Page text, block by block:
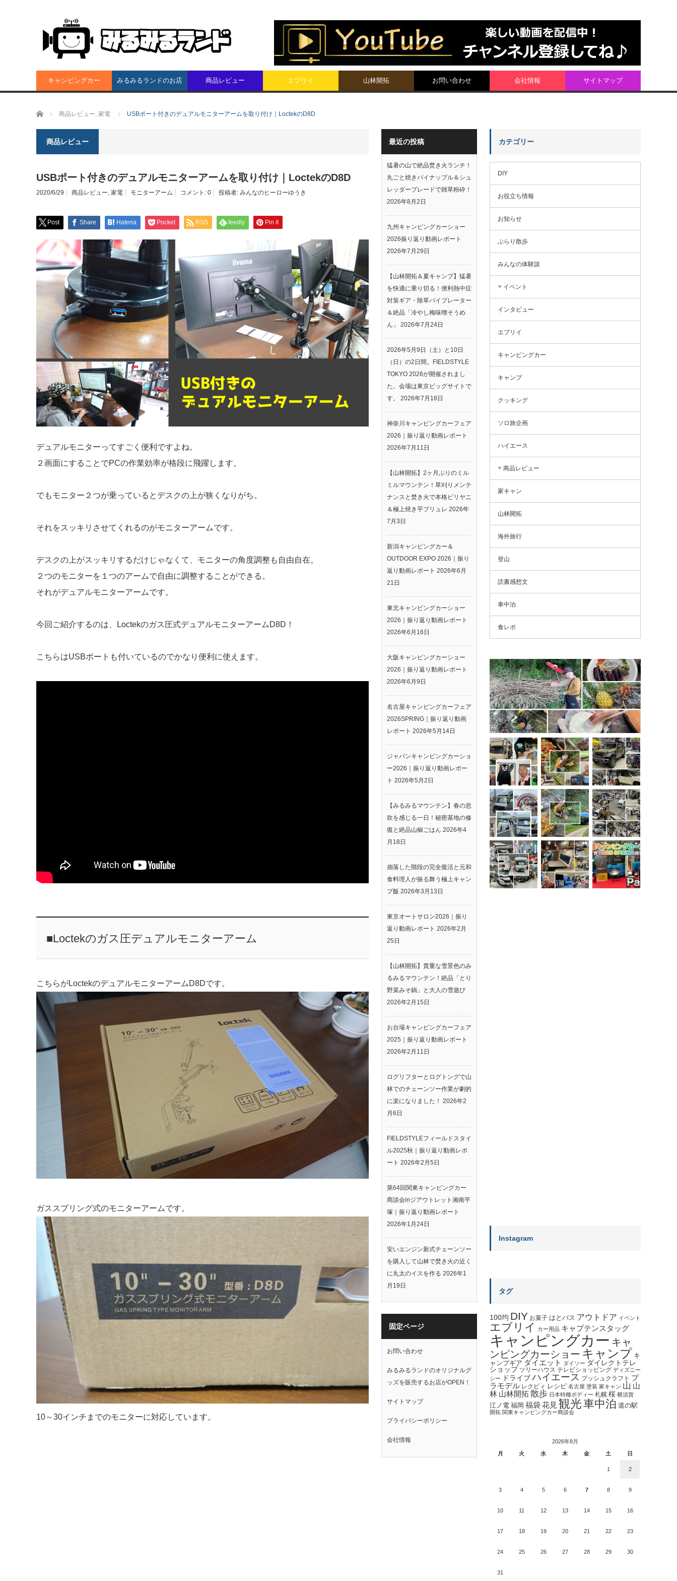
キャンピングカー みるみるランドのお店 商品レビュー エブリイ 山林開拓 お問い合わせ 会社情報 サイトマップ
ホーム 商品レビュー, 家電 USBポート付きのデュアルモニターアームを取り付け｜LoctekのD8D
商品レビュー
USBポート付きのデュアルモニターアームを取り付け｜LoctekのD8D
2020/6/29 商品レビュー, 家電 モニターアーム コメント: 0 投稿者: みんなのヒーローゆうき
Post Share Hatena Pocket RSS feedly Pin it
デュアルモニターってすごく便利ですよね。
２画面にすることでPCの作業効率が格段に飛躍します。
でもモニター２つが乗っているとデスクの上が狭くなりがち。
それをスッキリさせてくれるのがモニターアームです。
デスクの上がスッキリするだけじゃなくて、モニターの角度調整も自由自在。
２つのモニターを１つのアームで自由に調整することができる。
それがデュアルモニターアームです。
今回ご紹介するのは、Loctekのガス圧式デュアルモニターアームD8D！
こちらはUSBポートも付いているのでかなり便利に使えます。
■Loctekのガス圧デュアルモニターアーム
こちらがLoctekのデュアルモニターアームD8Dです。
ガススプリング式のモニターアームです。
10～30インチまでのモニターに対応しています。
最近の投稿
猛暑の山で絶品焚き火ランチ！
丸ごと焼きパイナップル＆シュ
レッダーブレードで雑草粉砕！
2026年8月2日
九州キャンピングカーショー
2026振り返り動画レポート
2026年7月29日
【山林開拓＆夏キャンプ】猛暑
を快適に乗り切る！便利熱中症
対策ギア・除草バイブレーター
＆絶品「冷やし梅味噌そうめ
ん」
2026年7月24日
2026年5月9日（土）と10日
（日）の2日間。FIELDSTYLE
TOKYO 2026が開催されまし
た。会場は東京ビッグサイトで
す。
2026年7月18日
神奈川キャンピングカーフェア
2026｜振り返り動画レポート
2026年7月11日
【山林開拓】2ヶ月ぶりのミル
ミルマウンテン！草刈りメンテ
ナンスと焚き火で本格ビリヤニ
＆極上焼き芋ブリュレ 2026年
7月3日
新潟キャンピングカー＆
OUTDOOR EXPO 2026｜振り
返り動画レポート 2026年6月
21日
東北キャンピングカーショー
2026｜振り返り動画レポート
2026年6月16日
大阪キャンピングカーショー
2026｜振り返り動画レポート
2026年6月9日
名古屋キャンピングカーフェア
2026SPRING｜振り返り動画
レポート 2026年5月14日
ジャパンキャンピングカーショ
ー2026｜振り返り動画レポー
ト 2026年5月2日
【みるみるマウンテン】春の息
吹を感じる一日！秘密基地の修
復と絶品山椒ごはん 2026年4
月18日
崩落した階段の完全復活と元和
食料理人が振る舞う極上キャン
プ飯 2026年3月13日
東京オートサロン2026｜振り
返り動画レポート 2026年2月
25日
【山林開拓】貴重な雪景色のみ
るみるマウンテン！絶品「とり
野菜みそ鍋」と大人の雪遊び
2026年2月15日
お台場キャンピングカーフェア
2025｜振り返り動画レポート
2026年2月11日
ログリフターとログトングで山
林でのチェーンソー作業が劇的
に楽になりました！ 2026年2
月6日
FIELDSTYLEフィールドスタイ
ル2025秋｜振り返り動画レポ
ート 2026年2月5日
第64回関東キャンピングカー
商談会inジアウトレット湘南平
塚｜振り返り動画レポート
2026年1月24日
安いエンジン新式チェーンソー
を購入して山林で焚き火の近く
に丸太のイスを作る 2026年1
月19日
固定ページ
お問い合わせ
みるみるランドのオリジナルグ
ッズを販売するお店がOPEN！
サイトマップ
プライバシーポリシー
会社情報
カテゴリー
DIY
お役立ち情報
お知らせ
ぶらり散歩
みんなの体験談
イベント
インタビュー
エブリイ
キャンピングカー
キャンプ
クッキング
ソロ旅企画
ハイエース
商品レビュー
家キャン
山林開拓
海外旅行
登山
読書感想文
車中泊
食レポ
Instagram
タグ
100均 DIY お菓子 はとバス アウトドア イベント
エブリイ カー用品 キャプテンスタッグ
キャンピングカー キャ
ンピングカーショー キャンプ キ
ャンプギア ダイエット ダイソー ダイレクトテレ
ショップ ツリーハウス テレビショッピング ディズニー
シー
ドライブハイエース ブッシュクラフト プ
ラモデル レクビィ レシピ 名古屋 塗装 家キャン 山 山
林 山林開拓 散歩 日本特種ボディー 札幌 桜 横須賀
江ノ電 福岡 福袋 花見 観光車中泊 道の駅
開拓 関東キャンピングカー商談会
2026年8月
月
火 水 木 金 土 日
1 2
3 4 5 6 7 8 9
10 11 12 13 14 15 16
17 18 19 20 21 22 23
24 25 26 27 28 29 30
31